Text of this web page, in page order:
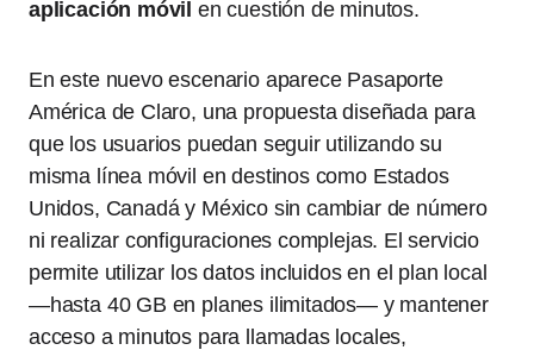
aplicación móvil en cuestión de minutos.
En este nuevo escenario aparece Pasaporte
América de Claro, una propuesta diseñada para
que los usuarios puedan seguir utilizando su
misma línea móvil en destinos como Estados
Unidos, Canadá y México sin cambiar de número
ni realizar configuraciones complejas. El servicio
permite utilizar los datos incluidos en el plan local
—hasta 40 GB en planes ilimitados— y mantener
acceso a minutos para llamadas locales,